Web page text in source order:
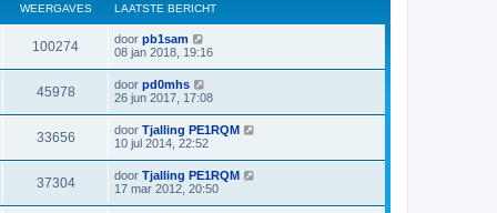
WEERGAVES LAATSTE BERICHT
100274W
e
g
L
a
s
t
e
b
e
r
c
h
t
door pb1sam
08 jan 2018, 19:16
45978W
e
r
g
L
a
s
t
e
b
e
r
door pd0mhs
26 jun 2017, 17:08
33656W
e
L
a
s
t
e
door Tjalling PE1RQM
10 jul 2014, 22:52
37304W
L
a
door Tjalling PE1RQM
17 mar 2012, 20:50